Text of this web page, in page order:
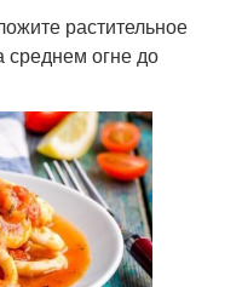
растительное
среднем огне до